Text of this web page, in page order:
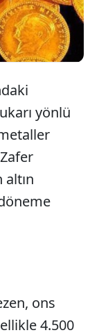
yönlü
ons
4.500